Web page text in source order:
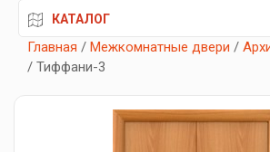
КАТАЛОГ
Главная / Межкомнатные двери /
/ Тиффани-3